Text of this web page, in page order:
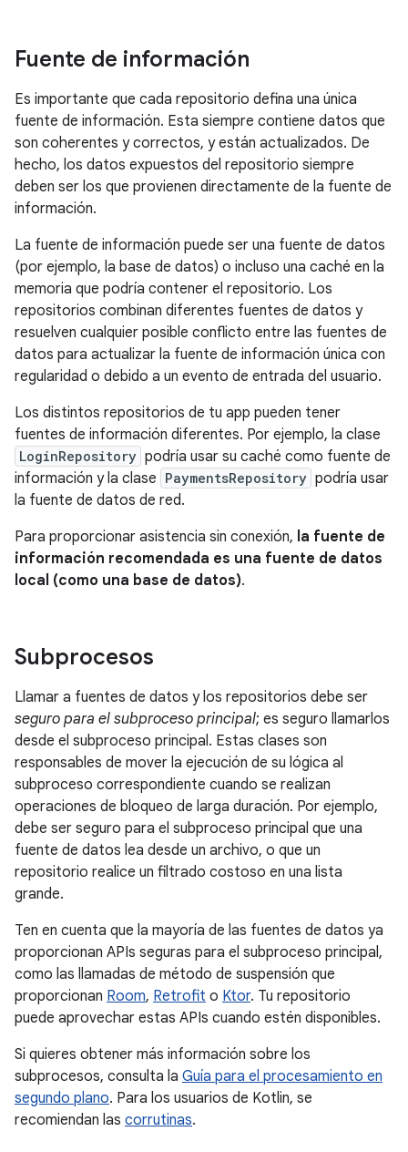
Fuente de información
Es importante que cada repositorio defina una única
fuente de información. Esta siempre contiene datos que
son coherentes y correctos, y están actualizados. De
hecho, los datos expuestos del repositorio siempre
deben ser los que provienen directamente de la fuente de
información.
La fuente de información puede ser una fuente de datos
(por ejemplo, la base de datos) o incluso una caché en la
memoria que podría contener el repositorio. Los
repositorios combinan diferentes fuentes de datos y
resuelven cualquier posible conflicto entre las fuentes de
datos para actualizar la fuente de información única con
regularidad o debido a un evento de entrada del usuario.
Los distintos repositorios de tu app pueden tener
fuentes de información diferentes. Por ejemplo, la clase
LoginRepository podría usar su caché como fuente de
información y la clase PaymentsRepository podría usar
la fuente de datos de red.
Para proporcionar asistencia sin conexión, la fuente de
información recomendada es una fuente de datos
local (como una base de datos).
Subprocesos
Llamar a fuentes de datos y los repositorios debe ser
seguro para el subproceso principal; es seguro llamarlos
desde el subproceso principal. Estas clases son
responsables de mover la ejecución de su lógica al
subproceso correspondiente cuando se realizan
operaciones de bloqueo de larga duración. Por ejemplo,
debe ser seguro para el subproceso principal que una
fuente de datos lea desde un archivo, o que un
repositorio realice un filtrado costoso en una lista
grande.
Ten en cuenta que la mayoría de las fuentes de datos ya
proporcionan APIs seguras para el subproceso principal,
como las llamadas de método de suspensión que
proporcionan Room, Retrofit o Ktor. Tu repositorio
puede aprovechar estas APIs cuando estén disponibles.
Si quieres obtener más información sobre los
subprocesos, consulta la Guía para el procesamiento en
segundo plano. Para los usuarios de Kotlin, se
recomiendan las corrutinas.